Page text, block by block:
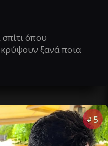
όπου
κρύψουν ξανά ποια
# 5